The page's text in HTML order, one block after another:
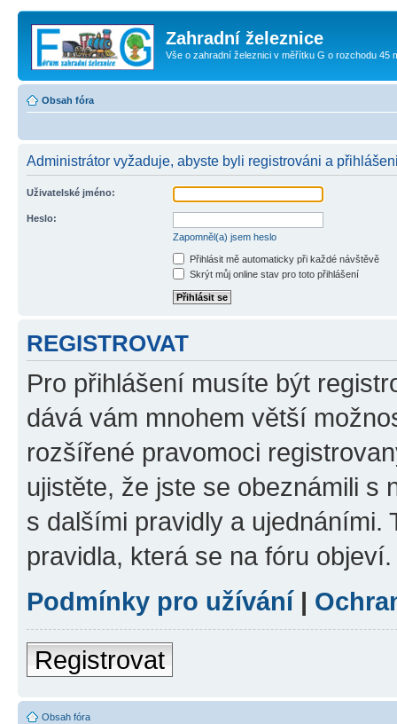
Zahradní železnice
Vše o zahradní železnici v měřítku G o rozchodu 45
Obsah fóra
Administrátor vyžaduje, abyste byli registrováni a
Uživatelské jméno:
Heslo:
Zapomněl(a) jsem heslo
Přihlásit mě automaticky při každé návštěvě
Skrýt můj online stav pro toto přihlášení
REGISTROVAT
Pro přihlášení musíte být
dává vám mnohem větší
rozšířené pravomoci
ujistěte, že jste se obeznámili s
s dalšími pravidly a ujednáními.
pravidla, která se na fóru objeví.
Podmínky pro užívání |
Registrovat
Obsah fóra